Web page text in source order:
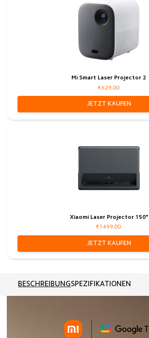
Mi Smart Laser Projector 2
€629,00
JETZT KAUFEN
Xiaomi Laser Projector 150"
€1499,00
JETZT KAUFEN
BESCHREIBUNGSPEZIFIKATIONEN